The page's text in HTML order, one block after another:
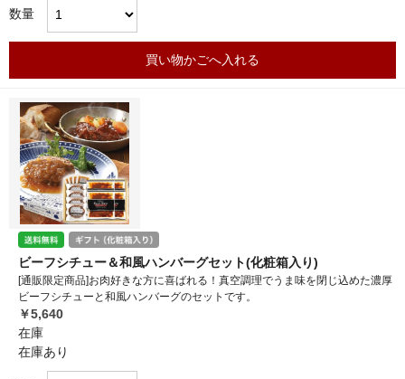
数量
買い物かごへ入れる
ビーフシチュー＆和風ハンバーグセット(化粧箱入り)
[通販限定商品]お肉好きな方に喜ばれる！真空調理でうま味を閉じ込めた濃厚
ビーフシチューと和風ハンバーグのセットです。
￥5,640
在庫
在庫あり